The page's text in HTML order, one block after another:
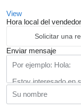
View
Hora local del
Solicitar una
Enviar mensaje